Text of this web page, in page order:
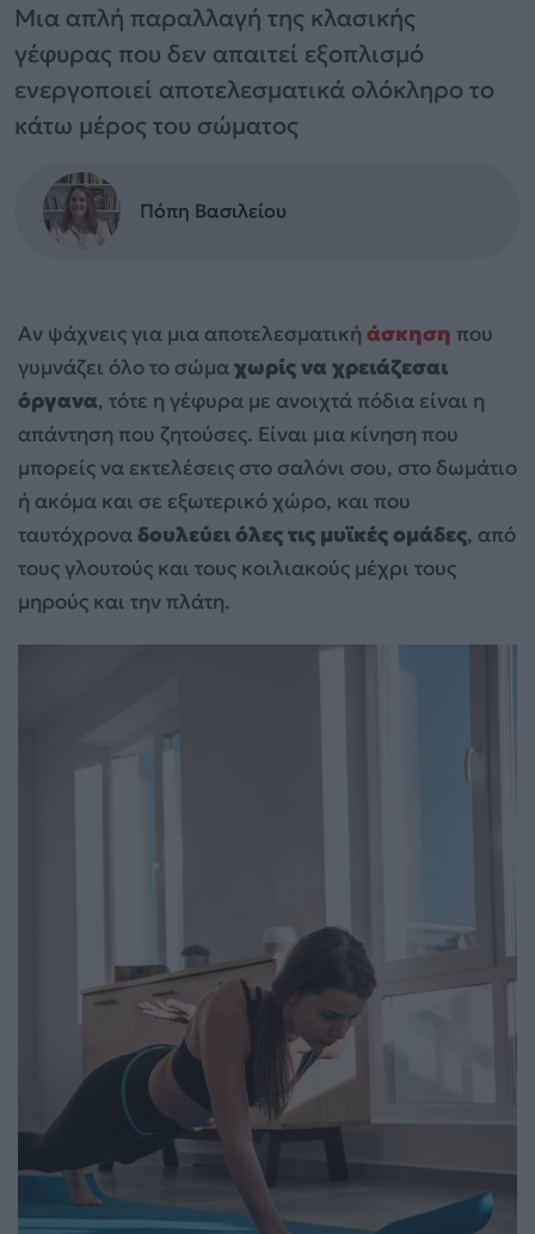
Μια απλή παραλλαγή της κλασικής
γέφυρας που δεν απαιτεί εξοπλισμό
ενεργοποιεί αποτελεσματικά ολόκληρο το
κάτω μέρος του σώματος
Πόπη Βασιλείου
Αν ψάχνεις για μια αποτελεσματική άσκηση που
γυμνάζει όλο το σώμαχωρίς να χρειάζεσαι
όργανα, τότε η γέφυρα με ανοιχτά πόδια είναι η
απάντηση που ζητούσες. Είναι μια κίνηση που
μπορείς να εκτελέσεις στο σαλόνι σου, στο δωμάτιο
ή ακόμα και σε εξωτερικό χώρο, και που
ταυτόχροναδουλεύει όλες τις μυϊκές ομάδες, από
τους γλουτούς και τους κοιλιακούς μέχρι τους
μηρούς και την πλάτη.